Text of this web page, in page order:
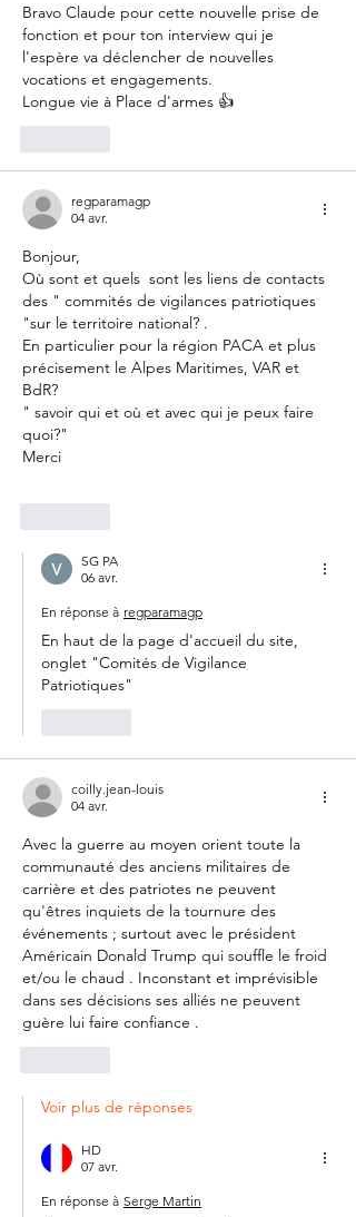
Bravo Claude pour cette nouvelle prise de
fonction et pour ton interview qui je
l'espère va déclencher de nouvelles
vocations et engagements.
Longue vie à Place d'armes 👍
regparamagp
04 avr.
Bonjour,
Où sont et quels  sont les liens de contacts
des " commités de vigilances patriotiques
"sur le territoire national? .
En particulier pour la région PACA et plus
précisement le Alpes Maritimes, VAR et
BdR?
" savoir qui et où et avec qui je peux faire
quoi?"
Merci
SG PA
06 avr.
En réponse à regparamagp
En haut de la page d'accueil du site,
onglet "Comités de Vigilance
Patriotiques"
coilly.jean-louis
04 avr.
Avec la guerre au moyen orient toute la
communauté des anciens militaires de
carrière et des patriotes ne peuvent
qu'êtres inquiets de la tournure des
événements ; surtout avec le président
Américain Donald Trump qui souffle le froid
et/ou le chaud . Inconstant et imprévisible
dans ses décisions ses alliés ne peuvent
guère lui faire confiance .
Voir plus de réponses
HD
07 avr.
En réponse à Serge Martin